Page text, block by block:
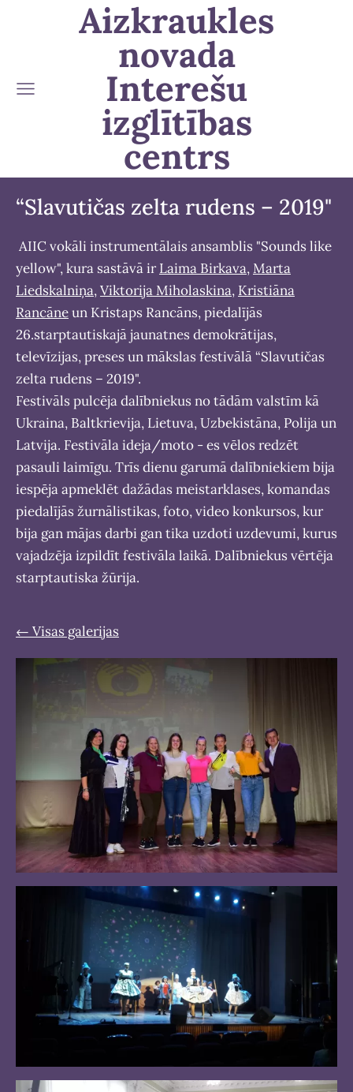
Aizkraukles
novada
Interešu
izglītības
centrs
“Slavutičas zelta rudens – 2019"
AIIC vokāli instrumentālais ansamblis "Sounds like
yellow", kura sastāvā irLaima Birkava,Marta
Liedskalniņa,Viktorija Miholaskina, Kristiāna
Rancāneun Kristaps Rancāns, piedalījās
26.starptautiskajā jaunatnes demokrātijas,
televīzijas, preses un mākslas festivālā “Slavutičas
zelta rudens – 2019".
Festivāls pulcēja dalībniekus no tādām valstīm kā
Ukraina, Baltkrievija, Lietuva, Uzbekistāna, Polija un
Latvija. Festivāla ideja/moto - es vēlos redzēt
pasauli laimīgu. Trīs dienu garumā dalībniekiem bija
iespēja apmeklēt dažādas meistarklases, komandas
piedalījās žurnālistikas, foto, video konkursos, kur
bija gan mājas darbi gan tika uzdoti uzdevumi, kurus
vajadzēja izpildīt festivāla laikā. Dalībniekus vērtēja
starptautiska žūrija.
Visas galerijas